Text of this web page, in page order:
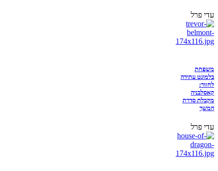
עדי פרל
משפחת
בלמונט עתידה
לחזור:
קאסלבניה
מקבלת סדרת
המשך
עדי פרל